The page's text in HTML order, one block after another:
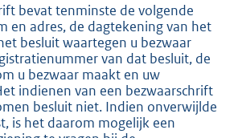
bevat tenminste de volgende
en adres, de dagtekening van het
besluit waartegen u bezwaar
van dat besluit, de
u bezwaar maakt en uw
indienen van een bezwaarschrift
besluit niet. Indien onverwijlde
is het daarom mogelijk een